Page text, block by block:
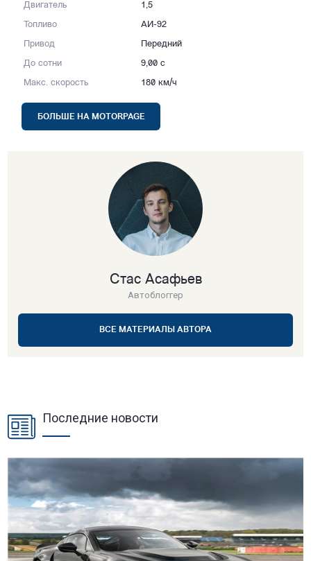
Двигатель 1,5
Топливо АИ-92
Привод Передний
До сотни 9,00 с
Макс. скорость 180 км/ч
БОЛЬШЕ НА MOTORPAGE
Стас Асафьев
Автоблоггер
ВСЕ МАТЕРИАЛЫ АВТОРА
Последние новости